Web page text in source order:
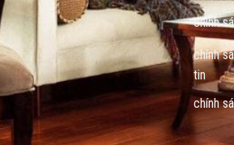
chính
chính
tin
chính